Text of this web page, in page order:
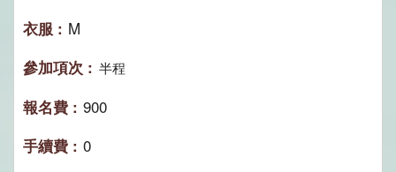
M
半程
900
0